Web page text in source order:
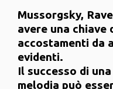
Mussorgsky,
avere una chiave
accostamenti da
evidenti.
Il successo di
melodia può